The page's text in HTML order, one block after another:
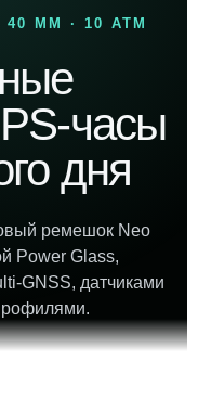
40 ММ · 10 ATM
часы
дня
ремешок Neo
Power Glass,
GNSS, датчиками